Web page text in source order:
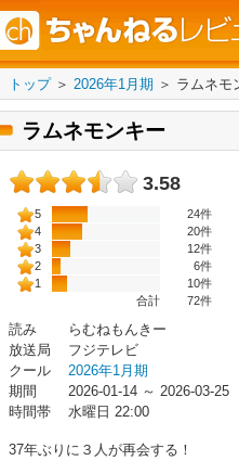
トップ＞ 2026年1月期 ＞ ラムネモ
ラムネモンキー
3.58
5
24件
4
20件
3
12件
2
6件
1
10件
合計
72件
読み
らむねもんきー
放送局
フジテレビ
クール
2026年1月期
期間
2026-01-14 ～ 2026-03-25
時間帯
水曜日 22:00
37年ぶりに３人が再会する！